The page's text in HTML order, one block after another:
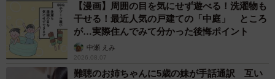
【漫画】周囲の目を気にせず遊べる！洗濯物も
干せる！最近人気の戸建ての「中庭」 ところ
が…実際住んでみて分かった後悔ポイント
中瀬 えみ
2026.08.07
難聴のお姉ちゃんに5歳の妹が手話通訳 互い